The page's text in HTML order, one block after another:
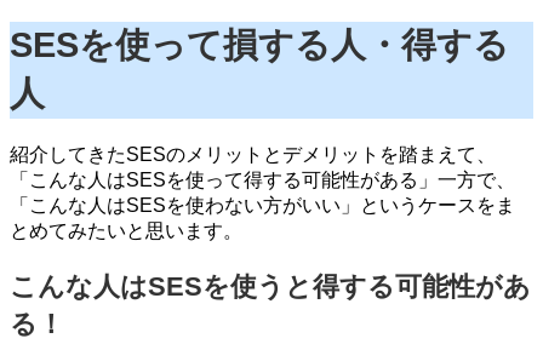
SESを使って損する人・得する
人
紹介してきたSESのメリットとデメリットを踏まえて、
「こんな人はSESを使って得する可能性がある」一方で、
「こんな人はSESを使わない方がいい」というケースをま
とめてみたいと思います。
こんな人はSESを使うと得する可能性があ
る！